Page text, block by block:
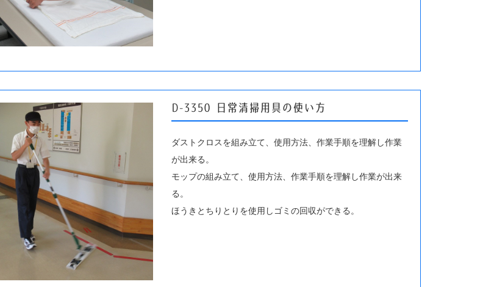
D-3350 日常清掃用具の使い方
ダストクロスを組み立て、使用方法、作業手順を理解し作業
が出来る。
モップの組み立て、使用方法、作業手順を理解し作業が出来
る。
ほうきとちりとりを使用しゴミの回収ができる。